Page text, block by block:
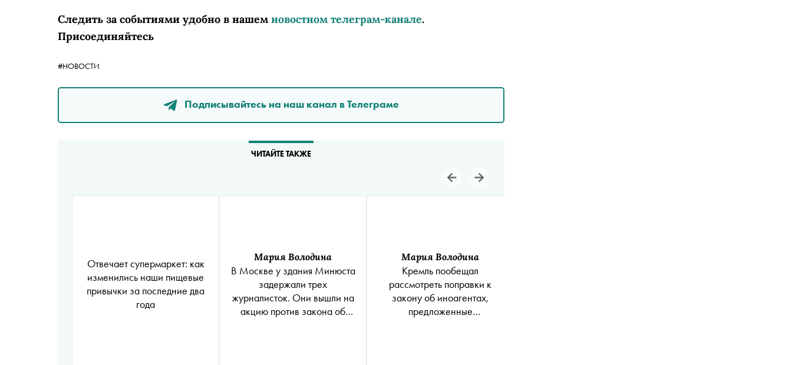
Следить за событиями удобно в нашем новостном телеграм-канале.
Присоединяйтесь
#НОВОСТИ
Подписывайтесь на наш канал в Телеграме
ЧИТАЙТЕ ТАКЖЕ
Отвечает супермаркет: как
изменились наши пищевые
привычки за последние два
года
Мария Володина
В Москве у здания Минюста
задержали трех
журналисток. Они вышли на
акцию против закона об
Мария Володина
Кремль пообещал
рассмотреть поправки к
закону об иноагентах,
предложенные